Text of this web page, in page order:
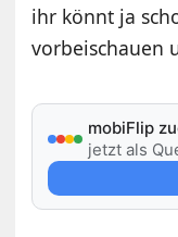
ihr könnt ja
vorbeischauen
mobiFlip
jetzt als